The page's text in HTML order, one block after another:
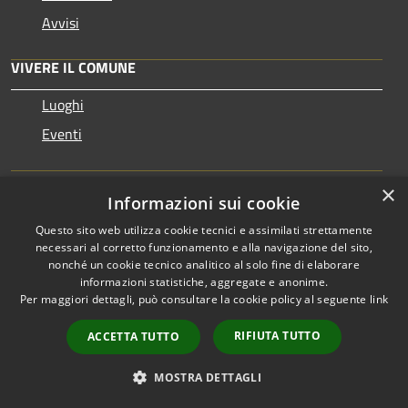
Avvisi
VIVERE IL COMUNE
Luoghi
Eventi
Comune di Marsciano
Largo Garibaldi, 1 - 06055 Marsciano (PG)
Codice Fiscale: 00312450547
Partita IVA: 00312450547
IBAN: IT 63 D 01030 38510 000001115783
Codice Univoco: UFAI21
×
Informazioni sui cookie
Questo sito web utilizza cookie tecnici e assimilati strettamente
necessari al corretto funzionamento e alla navigazione del sito,
nonché un cookie tecnico analitico al solo fine di elaborare
informazioni statistiche, aggregate e anonime.
Per maggiori dettagli, può consultare la cookie policy al seguente link
ACCETTA TUTTO RIFIUTA TUTTO
MOSTRA DETTAGLI